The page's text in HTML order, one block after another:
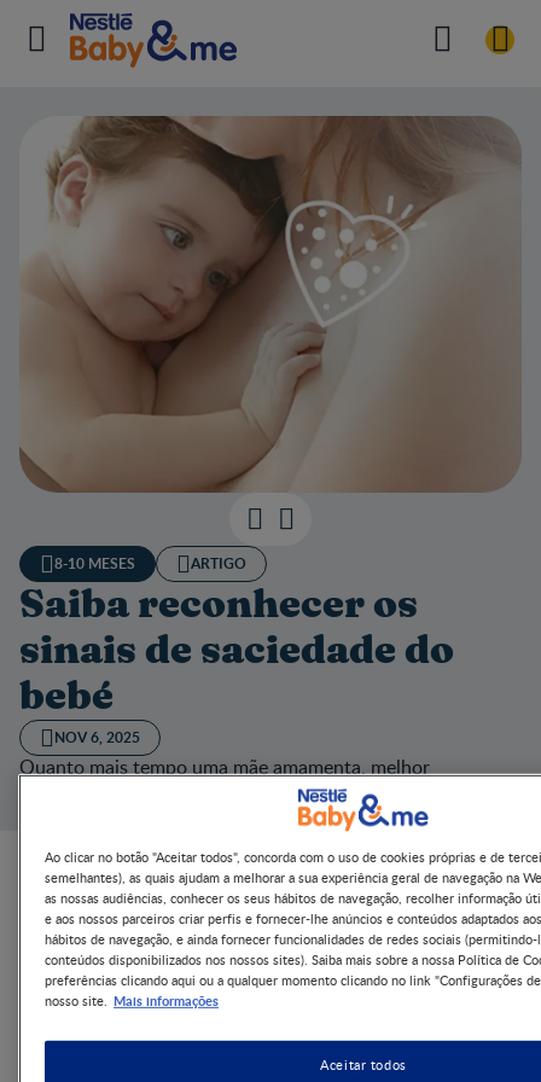
8-10 MESES ARTIGO
Saiba reconhecer os
sinais de saciedade do
bebé
NOV 6, 2025
Quanto mais tempo uma mãe amamenta, melhor
reconhece os sinais de saciedade do seu bebé.
Sabia que?
Quanto mais tempo uma mãe amamenta, melhor
reconhece os sinais de saciedade do seu bebé. Este incluem
recusar a mama ou o biberão; começar a brincar,
parecendo facilmente distraível ou desinteressado da
mamada; começar a chorar pouco após o início da
mamada; diminuição do ritmo de sucção; entre outros.
Ao clicar no botão "Aceitar todos", concorda com o uso de cookies próprias e de
semelhantes), as quais ajudam a melhorar a sua experiência geral de navegação na
as nossas audiências, conhecer os seus hábitos de navegação, recolher informação
e aos nossos parceiros criar perfis e fornecer-lhe anúncios e conteúdos adaptados
hábitos de navegação, e ainda fornecer funcionalidades de redes sociais
conteúdos disponibilizados nos nossos sites). Saiba mais sobre a nossa Política de
preferências clicando aqui ou a qualquer momento clicando no link "Configurações
nosso site. Mais informações
Aceitar todos